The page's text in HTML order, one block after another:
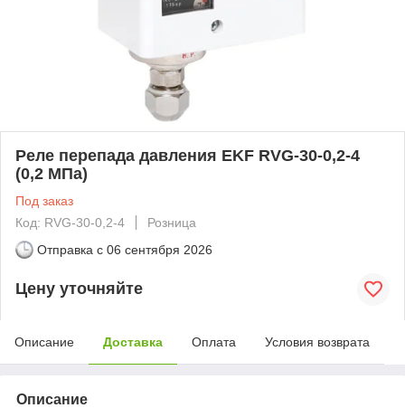
Реле перепада давления EKF RVG-30-0,2-4
(0,2 МПа)
Под заказ
Код: RVG-30-0,2-4
Розница
Отправка с 06 сентября 2026
Цену уточняйте
Описание Доставка Оплата Условия возврата
Описание